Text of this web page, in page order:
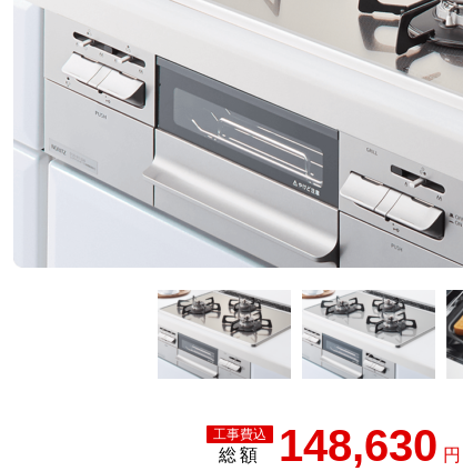
総額 148,630